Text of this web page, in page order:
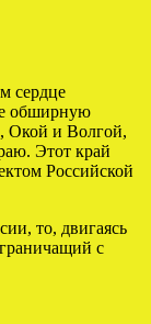
сердце
обширную
Окой и Волгой,
Этот край
Российской
то, двигаясь
с